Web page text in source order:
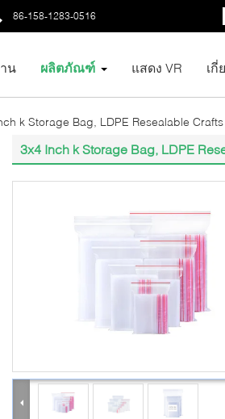
86-158-1283-0516
น ผลิตภัณฑ์ แสดง VR เกี่
k Storage Bag, LDPE Resealable
3x4 Inch k Storage Bag, LDPE